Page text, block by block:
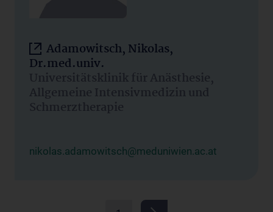
Adamowitsch, Nikolas,
Dr.med.univ.
Universitätsklinik für Anästhesie,
Allgemeine Intensivmedizin und
Schmerztherapie
nikolas.adamowitsch@meduniwien.ac.at